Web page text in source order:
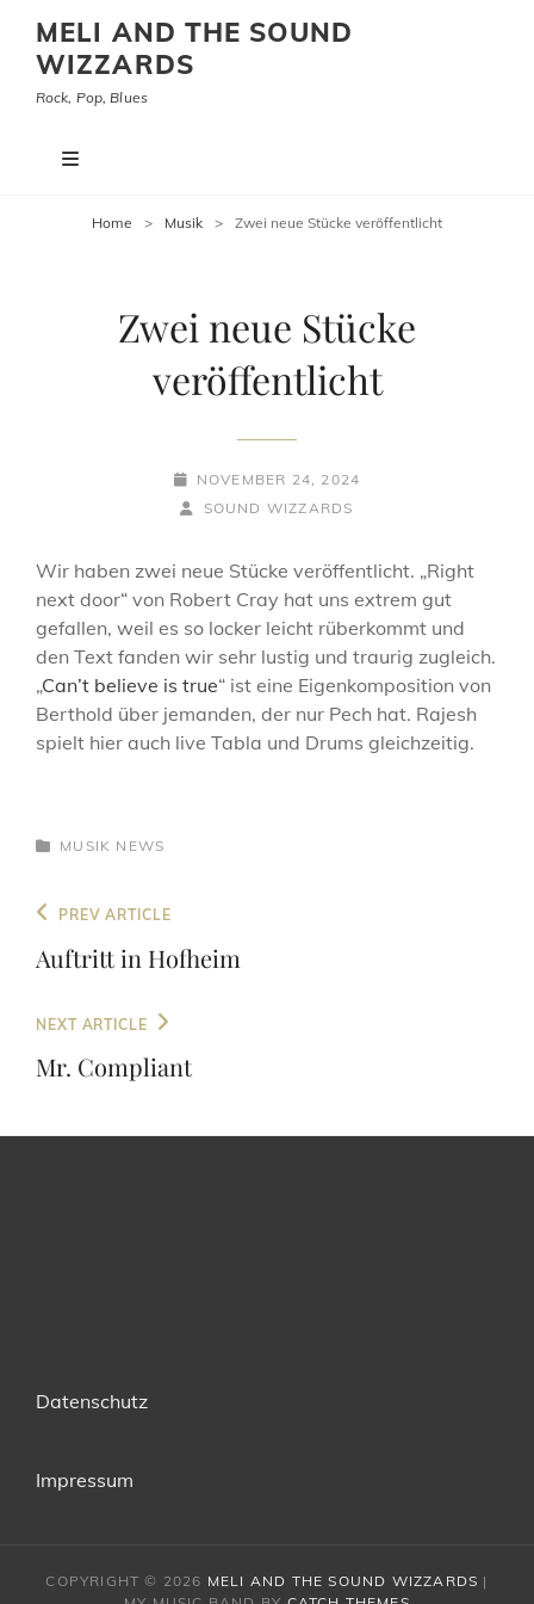
MELI AND THE SOUND
WIZZARDS
Rock, Pop, Blues
Home > Musik > Zwei neue Stücke veröffentlicht
Zwei neue Stücke
veröffentlicht
POSTED-
ON
NOVEMBER 24, 2024
BY
BYLINE
SOUND WIZZARDS
Wir haben zwei neue Stücke veröffentlicht. „Right
next door“ von Robert Cray hat uns extrem gut
gefallen, weil es so locker leicht rüberkommt und
den Text fanden wir sehr lustig und traurig zugleich.
„Can’t believe is true“ ist eine Eigenkomposition von
Berthold über jemanden, der nur Pech hat. Rajesh
spielt hier auch live Tabla und Drums gleichzeitig.
CATEGORIES
MUSIK NEWS
Beitragsnavigation
Previous
Post
PREV ARTICLE
Auftritt in Hofheim
Next
Post
NEXT ARTICLE
Mr. Compliant
Datenschutz
Impressum
COPYRIGHT © 2026 MELI AND THE SOUND WIZZARDS |